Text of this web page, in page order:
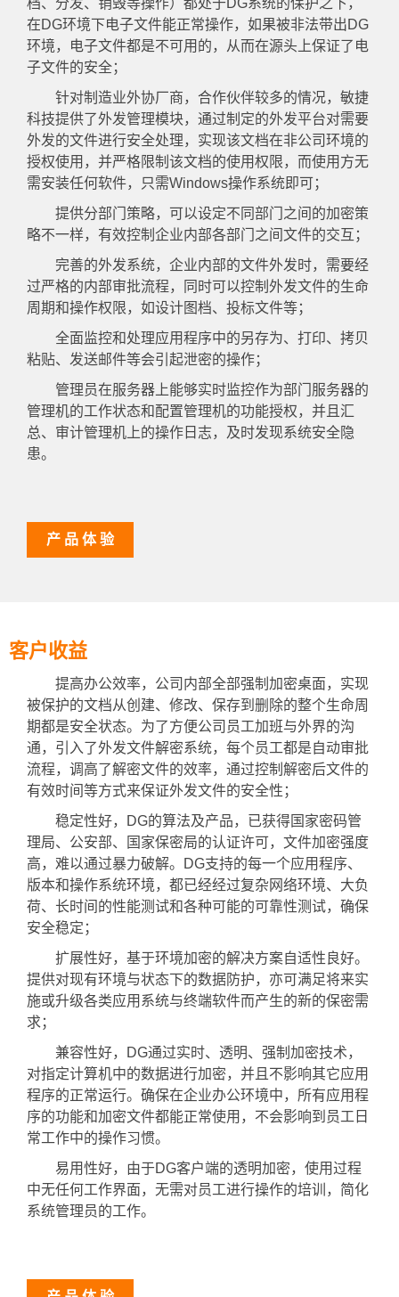
档、分发、销毁等操作）都处于DG系统的保护之下，
在DG环境下电子文件能正常操作，如果被非法带出DG
环境，电子文件都是不可用的，从而在源头上保证了电
子文件的安全；
针对制造业外协厂商，合作伙伴较多的情况，敏捷
科技提供了外发管理模块，通过制定的外发平台对需要
外发的文件进行安全处理，实现该文档在非公司环境的
授权使用，并严格限制该文档的使用权限，而使用方无
需安装任何软件，只需Windows操作系统即可；
提供分部门策略，可以设定不同部门之间的加密策
略不一样，有效控制企业内部各部门之间文件的交互；
完善的外发系统，企业内部的文件外发时，需要经
过严格的内部审批流程，同时可以控制外发文件的生命
周期和操作权限，如设计图档、投标文件等；
全面监控和处理应用程序中的另存为、打印、拷贝
粘贴、发送邮件等会引起泄密的操作；
管理员在服务器上能够实时监控作为部门服务器的
管理机的工作状态和配置管理机的功能授权，并且汇
总、审计管理机上的操作日志，及时发现系统安全隐
患。
产 品 体 验
客户收益
提高办公效率，公司内部全部强制加密桌面，实现
被保护的文档从创建、修改、保存到删除的整个生命周
期都是安全状态。为了方便公司员工加班与外界的沟
通，引入了外发文件解密系统，每个员工都是自动审批
流程，调高了解密文件的效率，通过控制解密后文件的
有效时间等方式来保证外发文件的安全性；
稳定性好，DG的算法及产品，已获得国家密码管
理局、公安部、国家保密局的认证许可，文件加密强度
高，难以通过暴力破解。DG支持的每一个应用程序、
版本和操作系统环境，都已经经过复杂网络环境、大负
荷、长时间的性能测试和各种可能的可靠性测试，确保
安全稳定；
扩展性好，基于环境加密的解决方案自适性良好。
提供对现有环境与状态下的数据防护，亦可满足将来实
施或升级各类应用系统与终端软件而产生的新的保密需
求；
兼容性好，DG通过实时、透明、强制加密技术，
对指定计算机中的数据进行加密，并且不影响其它应用
程序的正常运行。确保在企业办公环境中，所有应用程
序的功能和加密文件都能正常使用，不会影响到员工日
常工作中的操作习惯。
易用性好，由于DG客户端的透明加密，使用过程
中无任何工作界面，无需对员工进行操作的培训，简化
系统管理员的工作。